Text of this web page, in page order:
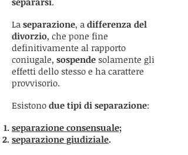
La separazione, a differenza del
divorzio, che pone fine
definitivamente al rapporto
coniugale, sospende solamente gli
effetti dello stesso e ha carattere
provvisorio.
Esistono due tipi di separazione:
separazione consensuale;
separazione giudiziale.